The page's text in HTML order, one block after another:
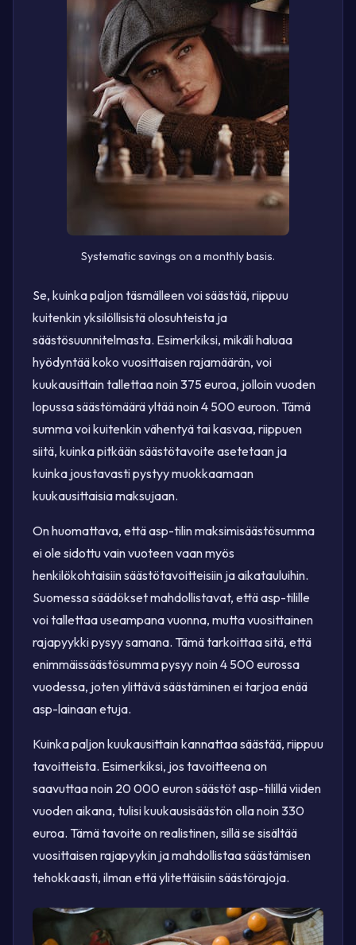
Systematic savings on a monthly basis.
Se, kuinka paljon täsmälleen voi säästää, riippuu
kuitenkin yksilöllisistä olosuhteista ja
säästösuunnitelmasta. Esimerkiksi, mikäli haluaa
hyödyntää koko vuosittaisen rajamäärän, voi
kuukausittain tallettaa noin 375 euroa, jolloin vuoden
lopussa säästömäärä yltää noin 4 500 euroon. Tämä
summa voi kuitenkin vähentyä tai kasvaa, riippuen
siitä, kuinka pitkään säästötavoite asetetaan ja
kuinka joustavasti pystyy muokkaamaan
kuukausittaisia maksujaan.
On huomattava, että asp-tilin maksimisäästösumma
ei ole sidottu vain vuoteen vaan myös
henkilökohtaisiin säästötavoitteisiin ja aikatauluihin.
Suomessa säädökset mahdollistavat, että asp-tilille
voi tallettaa useampana vuonna, mutta vuosittainen
rajapyykki pysyy samana. Tämä tarkoittaa sitä, että
enimmäissäästösumma pysyy noin 4 500 eurossa
vuodessa, joten ylittävä säästäminen ei tarjoa enää
asp-lainaan etuja.
Kuinka paljon kuukausittain kannattaa säästää, riippuu
tavoitteista. Esimerkiksi, jos tavoitteena on
saavuttaa noin 20 000 euron säästöt asp-tilillä viiden
vuoden aikana, tulisi kuukausisäästön olla noin 330
euroa. Tämä tavoite on realistinen, sillä se sisältää
vuosittaisen rajapyykin ja mahdollistaa säästämisen
tehokkaasti, ilman että ylitettäisiin säästörajoja.